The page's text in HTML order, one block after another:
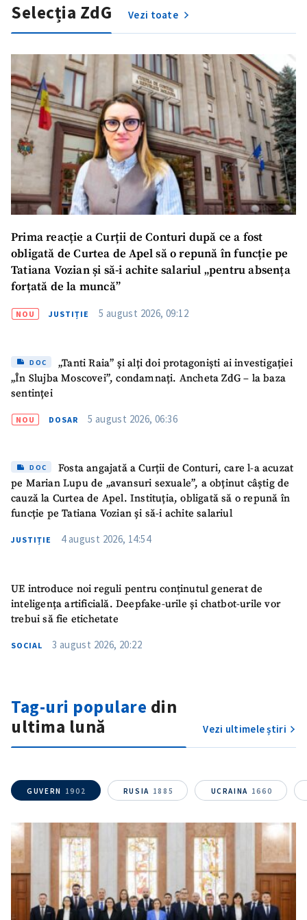
SUSȚINE
Selecția ZdG Vezi toate
Prima reacție a Curții de Conturi după ce a fost
obligată de Curtea de Apel să o repună în funcție pe
Tatiana Vozian și să-i achite salariul „pentru absența
forțată de la muncă”
NOU JUSTIȚIE 5 august 2026, 09:12
DOC
„Tanti Raia” și alți doi protagoniști ai investigației
„În Slujba Moscovei”, condamnați. Ancheta ZdG – la baza
sentinței
NOU DOSAR 5 august 2026, 06:36
DOC
Fosta angajată a Curții de Conturi, care l-a acuzat
pe Marian Lupu de „avansuri sexuale”, a obținut câștig de
cauză la Curtea de Apel. Instituția, obligată să o repună în
funcție pe Tatiana Vozian și să-i achite salariul
JUSTIȚIE 4 august 2026, 14:54
UE introduce noi reguli pentru conținutul generat de
inteligența artificială. Deepfake-urile și chatbot-urile vor
trebui să fie etichetate
SOCIAL 3 august 2026, 20:22
Tag-uri populare din
ultima lună
Vezi ultimele știri
GUVERN 1902 RUSIA 1885 UCRAINA 1660